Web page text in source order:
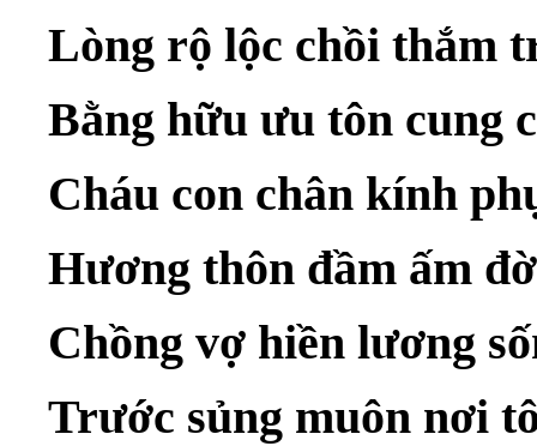
Lòng rộ lộc chồi thắm
Bằng hữu ưu tôn cung
Cháu con chân kính
Hương thôn đầm ấm
Chồng vợ hiền lương
Trước sủng muôn nơi